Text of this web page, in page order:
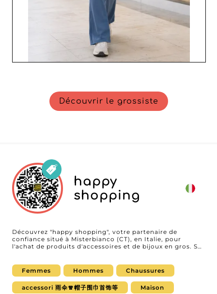
Découvrir le grossiste
happy
shopping
Découvrez "happy shopping", votre partenaire de
confiance situé à Misterbianco (CT), en Italie, pour
l'achat de produits d'accessoires et de bijoux en gros. Sur
produits de qualité qui ravissent aussi bien femmes,
hommes que bébés et enfants. Chez happy shopping,
vous trouverez une vaste gamme d'accessoires exquis et
de bijoux raffinés. Que vous soyez revendeur de sacs,
Femmes Hommes Chaussures
accessori 雨伞🧣帽子围巾首饰等 Maison